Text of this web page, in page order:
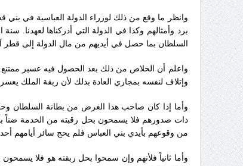
وانظر ما وقع من ذلك لوزراء الدولة العباسية في بني
برد وأمثالهم وكذا في الدولة التي أدركناها
السلطان بما حصل في أيديهم من مال الدولة إلى قطر
واعلم أن الخلاص من ذلك بعد الحصول فيه عسير
وإتلاف لنفسه بمجاري العادة بذلك لأن ربقة الملك
وأما إذا كان صاحب هذا الغرض من بطانة السلطان
ذات صدورهم فلا يسمحون بحل رقبته من الخدمة ضناً
من وقوعهم بأيدي بني العباس فلم يحج سائر أيامهم
وأما ثانياً فلأنهم وإن سمحوا بحل ربقته هو فلا